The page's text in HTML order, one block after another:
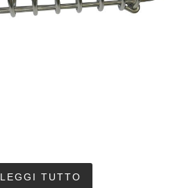
LEGGI TUTTO